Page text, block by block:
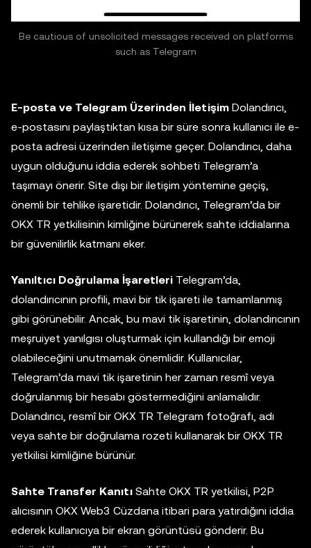
Be cautious of unsolicited messages received on platforms
such as Telegram
E-posta ve Telegram Üzerinden İletişim Dolandırıcı,
e-postasını paylaştıktan kısa bir süre sonra kullanıcı ile e-
posta adresi üzerinden iletişime geçer. Dolandırıcı, daha
uygun olduğunu iddia ederek sohbeti Telegram’a
taşımayı önerir. Site dışı bir iletişim yöntemine geçiş,
önemli bir tehlike işaretidir. Dolandırıcı, Telegram’da bir
OKX TR yetkilisinin kimliğine bürünerek sahte iddialarına
bir güvenilirlik katmanı eker.
Yanıltıcı Doğrulama İşaretleri Telegram’da,
dolandırıcının profili, mavi bir tik işareti ile tamamlanmış
gibi görünebilir. Ancak, bu mavi tik işaretinin, dolandırıcının
meşruiyet yanılgısı oluşturmak için kullandığı bir emoji
olabileceğini unutmamak önemlidir. Kullanıcılar,
Telegram’da mavi tik işaretinin her zaman resmî veya
doğrulanmış bir hesabı göstermediğini anlamalıdır.
Dolandırıcı, resmî bir OKX TR Telegram fotoğrafı, adı
veya sahte bir doğrulama rozeti kullanarak bir OKX TR
yetkilisi kimliğine bürünür.
Sahte Transfer Kanıtı Sahte OKX TR yetkilisi, P2P
alıcısının OKX Web3 Cüzdana itibari para yatırdığını iddia
ederek kullanıcıya bir ekran görüntüsü gönderir. Bu